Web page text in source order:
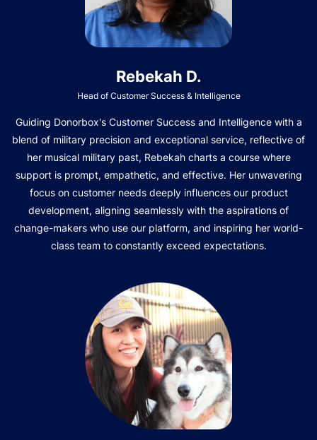
Rebekah D.
Head of Customer Success & Intelligence
Guiding Donorbox's Customer Success and Intelligence with a
blend of military precision and exceptional service, reflective of
her musical military past, Rebekah charts a course where
support is prompt, empathetic, and effective. Her unwavering
focus on customer needs deeply influences our product
development, aligning seamlessly with the aspirations of
change-makers who use our platform, and inspiring her world-
class team to constantly exceed expectations.